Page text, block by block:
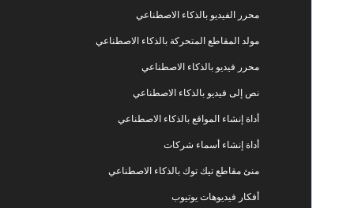
محرر الفيديو بالذكاء الاصطناعي
مولد المقاطع المتحركة بالذكاء الاصطناعي
محرر فيديو بالذكاء الاصطناعي
نص إلى فيديو بالذكاء الاصطناعي
أداة إنشاء المواقع بالذكاء الاصطناعي
أداة إنشاء أسماء شركات
منئ مقاطع تيك توك بالذكاء الاصطناعي
أفكار فيديوهات يوتيوب